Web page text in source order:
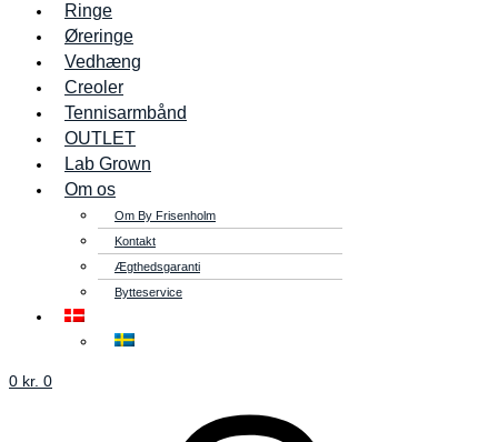
Ringe
Øreringe
Vedhæng
Creoler
Tennisarmbånd
OUTLET
Lab Grown
Om os
Om By Frisenholm
Kontakt
Ægthedsgaranti
Bytteservice
0 kr. 0